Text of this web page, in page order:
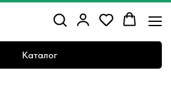
Каталог